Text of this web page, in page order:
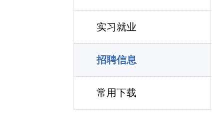
实习就业
招聘信息
常用下载